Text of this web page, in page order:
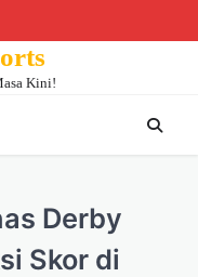
Kini!
Derby
Skor di